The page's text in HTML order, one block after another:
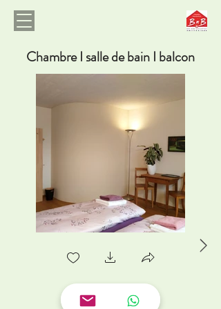
Chambre I salle de bain I balcon
Chambre 1